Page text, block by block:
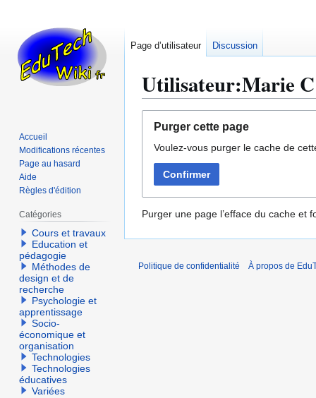
Utilisateur:Marie C
navigation
recherche
Purger cette page
Voulez-vous purger le cache de
Confirmer
Purger une page l’efface du cache et
Page d’utilisateur Discussion
Accueil
Modifications récentes
Page au hasard
Aide
Règles d'édition
Catégories
Cours et travaux
Education et
pédagogie
Méthodes de
design et de
recherche
Psychologie et
apprentissage
Socio-
économique et
organisation
Technologies
Technologies
éducatives
Variées
Politique de confidentialité À propos de